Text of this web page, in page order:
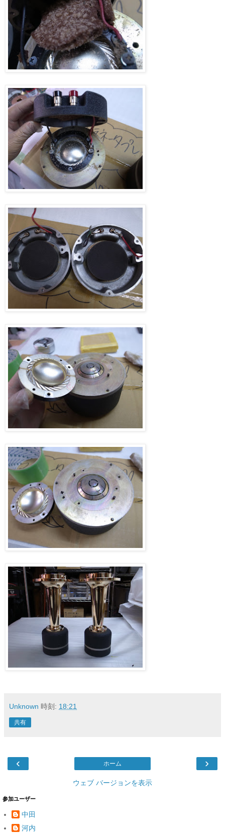
Unknown 時刻: 18:21
共有
‹ ›
ホーム
ウェブ バージョンを表示
参加ユーザー
中田
河内